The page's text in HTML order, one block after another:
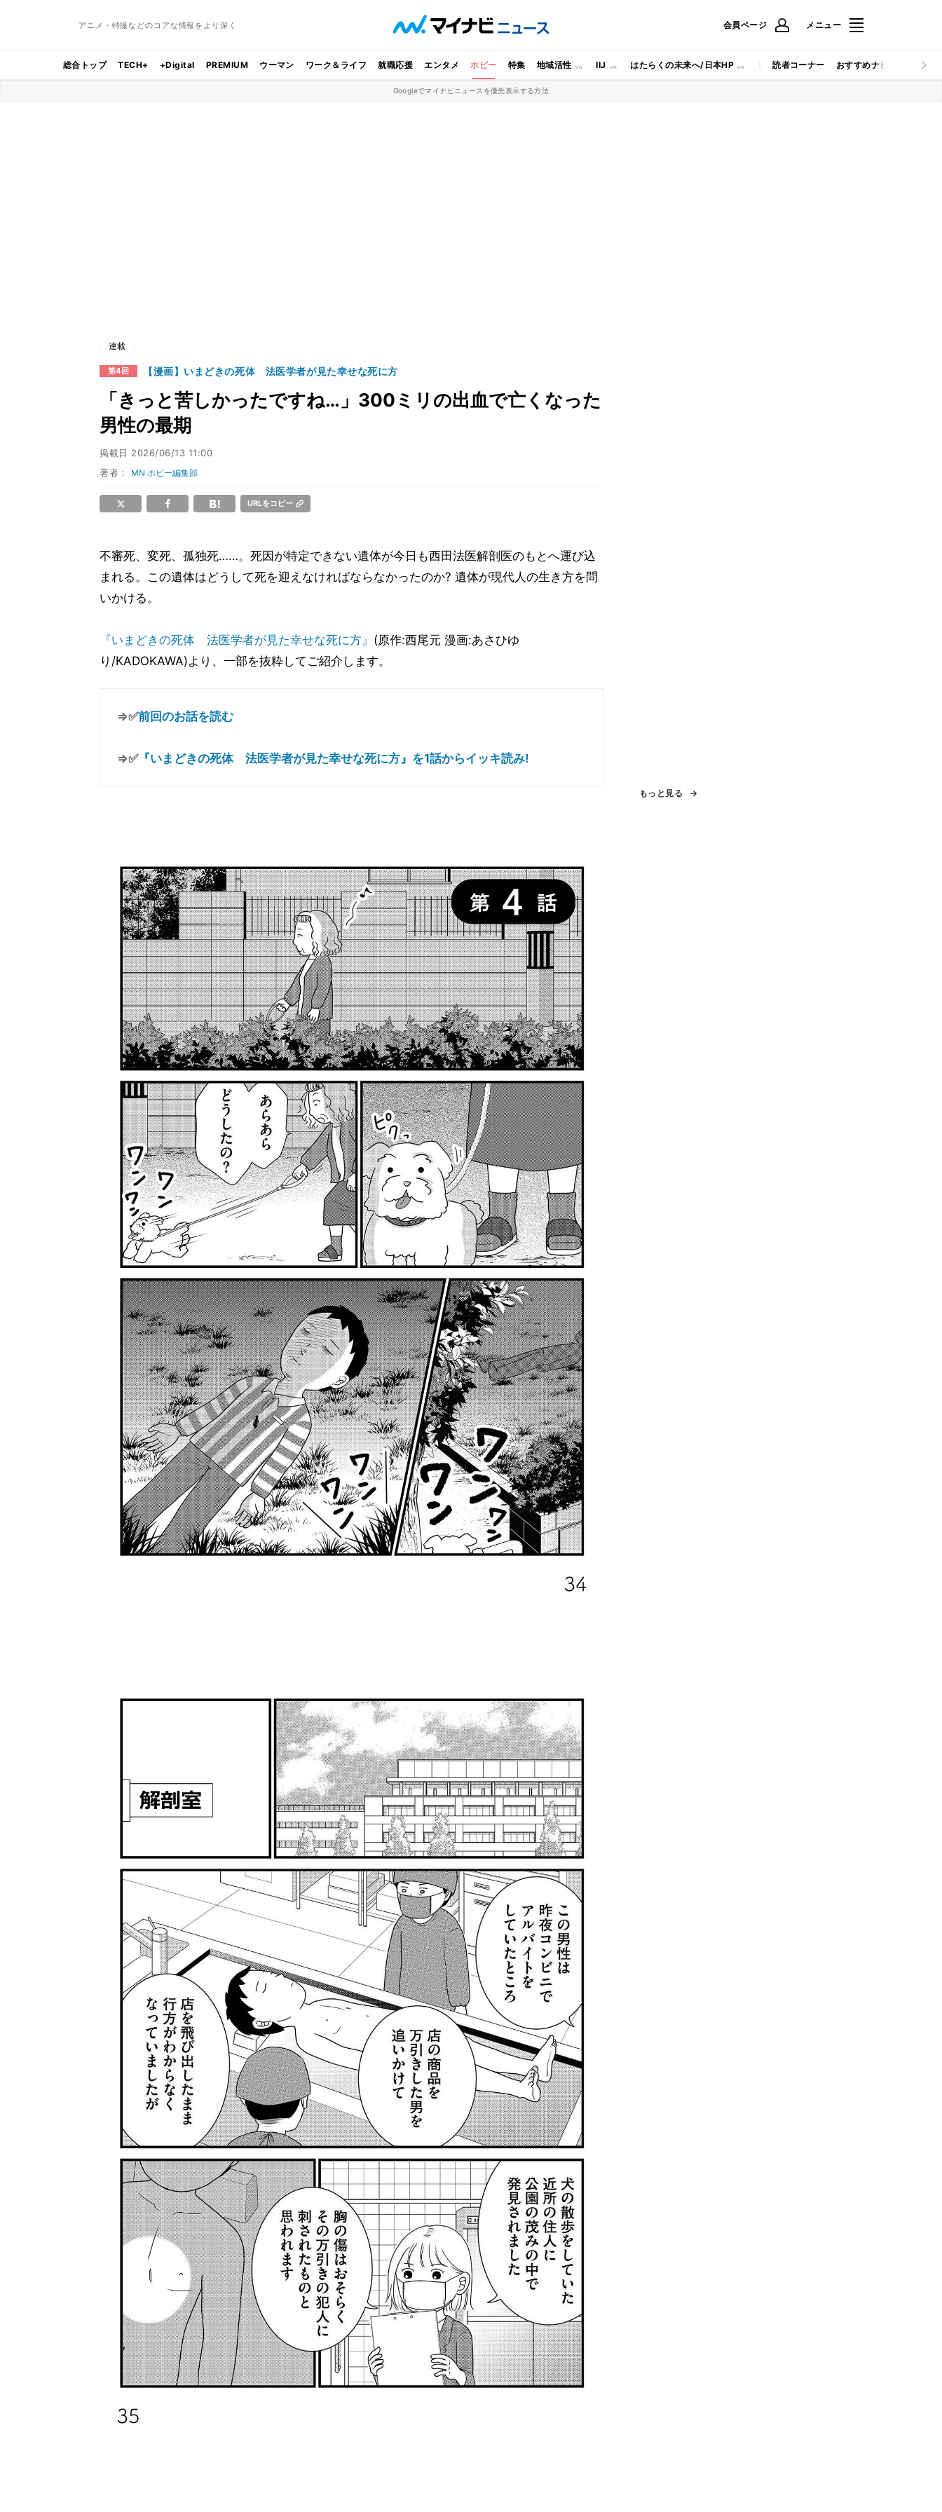
アニメ・特撮などのコアな情報をより深く 会員ページ メニュー
総合トップ TECH+ +Digital PREMIUM ウーマン ワーク＆ライフ 就職応援 エンタメ ホビー 特集 地域活性 IIJ はたらくの未来へ/日本HP 読者コーナー おすすめナビ マイナビ
Googleでマイナビニュースを優先表示する方法
連載
第4回 【漫画】いまどきの死体 法医学者が見た幸せな死に方
「きっと苦しかったですね…」300ミリの出血で亡くなった
男性の最期
掲載日 2026/06/13 11:00
著者： MN ホビー編集部
URLをコピー
不審死、変死、孤独死……。死因が特定できない遺体が今日も西田法医解剖医のもとへ運び込
まれる。この遺体はどうして死を迎えなければならなかったのか? 遺体が現代人の生き方を問
いかける。
『いまどきの死体 法医学者が見た幸せな死に方』 (原作:西尾元 漫画:あさひゆ
り/KADOKAWA)より、一部を抜粋してご紹介します。
⇒✅前回のお話を読む
⇒✅『いまどきの死体 法医学者が見た幸せな死に方』を1話からイッキ読み!
もっと見る